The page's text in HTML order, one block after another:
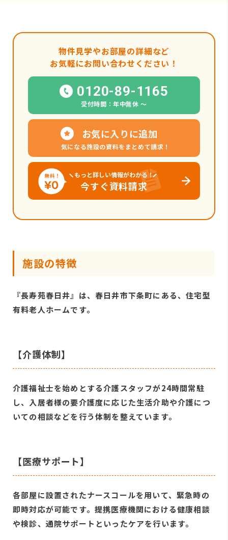
物件見学やお部屋の詳細など
お気軽にお問い合わせください！
0120-89-1165
受付時間：年中無休 〜
お気に入りに追加
気になる施設の資料をまとめて請求！
もっと詳しい情報がわかる！
今すぐ資料請求
施設の特徴
『長寿苑春日井』は、春日井市下条町にある、住宅型
有料老人ホームです。
【介護体制】
介護福祉士を始めとする介護スタッフが24時間常駐
し、入居者様の要介護度に応じた生活介助や介護につ
いての相談などを行う体制を整えています。
【医療サポート】
各部屋に設置されたナースコールを用いて、緊急時の
即時対応が可能です。提携医療機関における健康相談
や検診、通院サポートといったケアを行います。